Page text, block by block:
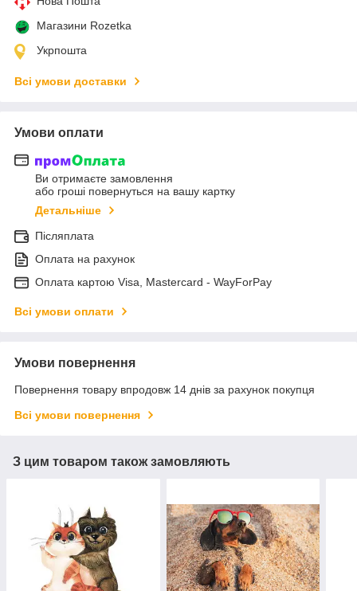
Магазини Rozetka
Укрпошта
Всі умови доставки
Умови оплати
Ви отримаєте замовлення
або гроші повернуться на вашу картку
Детальніше
Післяплата
Оплата на рахунок
Оплата картою Visa, Mastercard - WayForPay
Всі умови оплати
Умови повернення
Повернення товару впродовж 14 днів за рахунок покупця
Всі умови повернення
З цим товаром також замовляють